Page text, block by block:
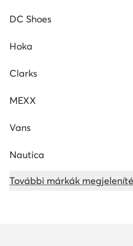
DC Shoes
Hoka
Clarks
MEXX
Vans
Nautica
További márkák